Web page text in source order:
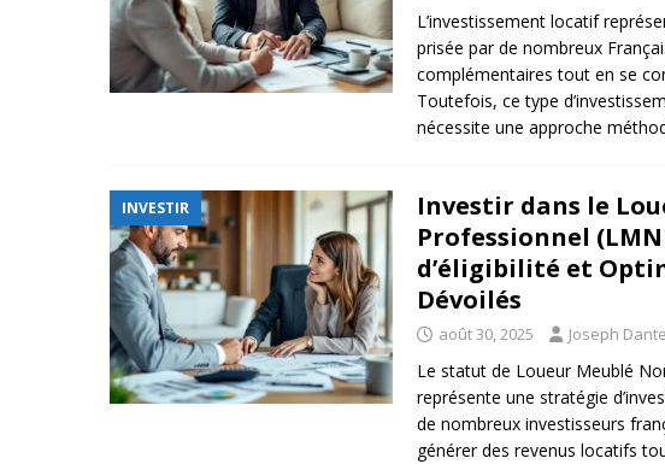
L’investissement locatif
prisée par de nombreux
complémentaires tout en se
Toutefois, ce type
nécessite une approche
INVESTIR
Investir dans le
Professionnel
d’éligibilité et
Dévoilés
août 30, 2025 Joseph Dante
Le statut de Loueur Meublé
représente une stratégie
de nombreux investisseurs
générer des revenus locatifs